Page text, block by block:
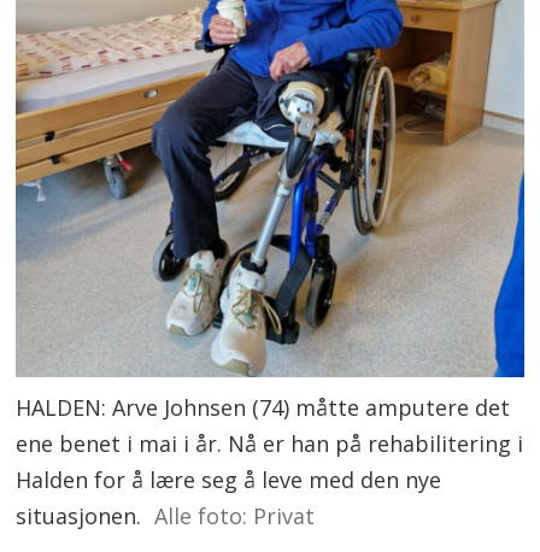
HALDEN: Arve Johnsen (74) måtte amputere det
ene benet i mai i år. Nå er han på rehabilitering i
Halden for å lære seg å leve med den nye
situasjonen. Alle foto: Privat